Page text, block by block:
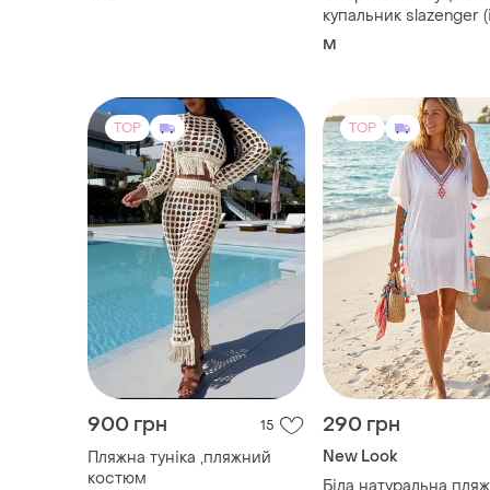
купальник slazenger
шортиками та
M
TOP
900 грн 15
Пляжна туніка ,пляжний
костюм
TOP
290 грн
New Look